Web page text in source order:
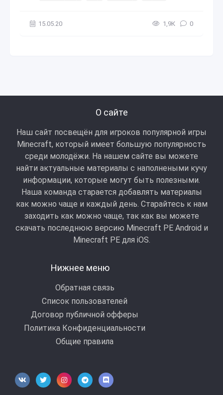
15.05.20 1,9К 0
О сайте
Наш сайт посвещён для игроков популярной игры
Minecraft, который имеет большую популярность
среди молодёжи. На нашем сайте вы можете
найти актуальные материалы с наполнеными кучу
информации, которые могут быть полезными.
Наша команда старается добавлять материалы
как можно чаще и каждый день. Старайтесь к нам
заходить как можно чаще, так как вы можете
скачать последнюю версию Minecraft PE Android и
Minecraft РЕ для iOS.
Нижнее меню
Обратная связь
Список пользователей
Договор публичной офферы
Политика Конфиденциальности
Общие правила